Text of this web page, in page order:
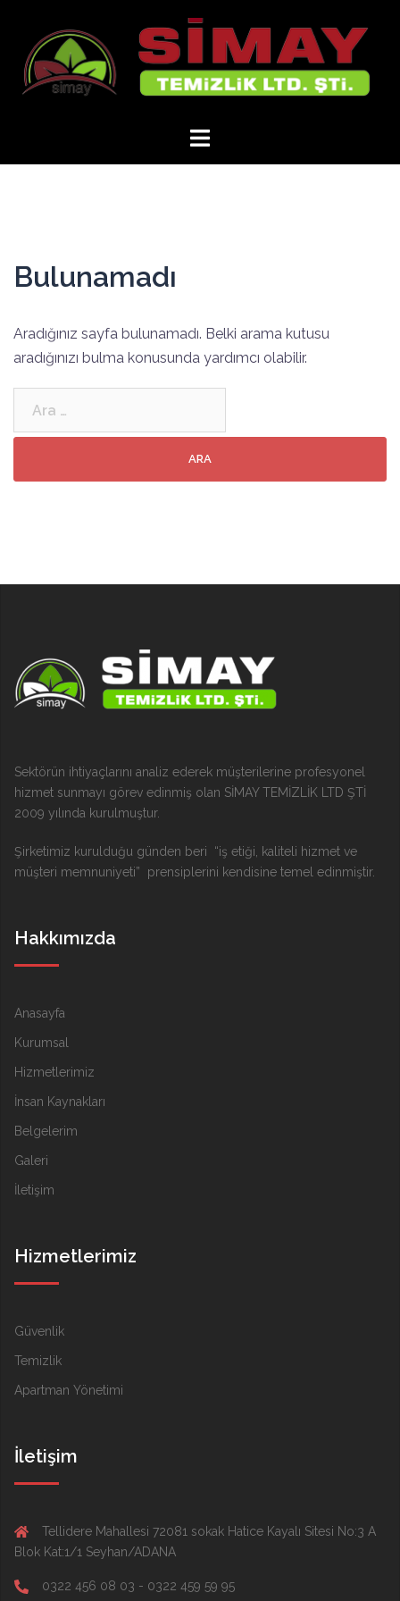
Bulunamadı
Aradığınız sayfa bulunamadı. Belki arama kutusu
aradığınızı bulma konusunda yardımcı olabilir.
Sektörün ihtiyaçlarını analiz ederek müşterilerine profesyonel
hizmet sunmayı görev edinmiş olan SİMAY TEMİZLİK LTD ŞTİ
2009 yılında kurulmuştur.
Şirketimiz kurulduğu günden beri “iş etiği, kaliteli hizmet ve
müşteri memnuniyeti” prensiplerini kendisine temel edinmiştir.
Hakkımızda
Anasayfa
Kurumsal
Hizmetlerimiz
İnsan Kaynakları
Belgelerim
Galeri
İletişim
Hizmetlerimiz
Güvenlik
Temizlik
Apartman Yönetimi
İletişim
Tellidere Mahallesi 72081 sokak Hatice Kayalı Sitesi No:3 A
Blok Kat:1/1 Seyhan/ADANA
0322 456 08 03 - 0322 459 59 95